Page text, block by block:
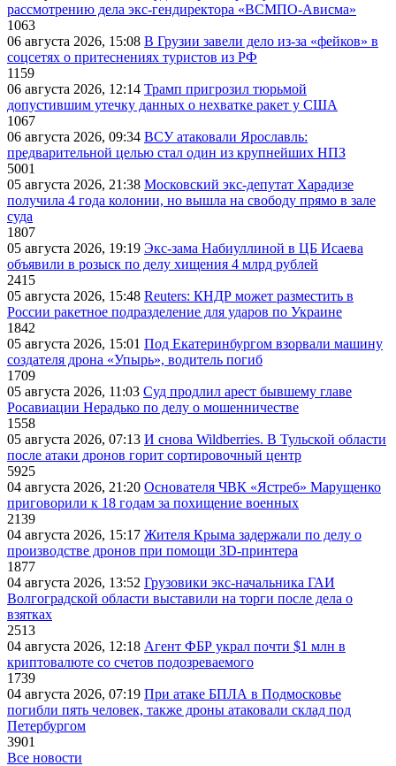
рассмотрению дела экс-гендиректора «ВСМПО-Ависма»
1063
06 августа 2026, 15:08 В Грузии завели дело из-за «фейков» в
соцсетях о притеснениях туристов из РФ
1159
06 августа 2026, 12:14 Трамп пригрозил тюрьмой
допустившим утечку данных о нехватке ракет у США
1067
06 августа 2026, 09:34 ВСУ атаковали Ярославль:
предварительной целью стал один из крупнейших НПЗ
5001
05 августа 2026, 21:38 Московский экс-депутат Харадизе
получила 4 года колонии, но вышла на свободу прямо в зале
суда
1807
05 августа 2026, 19:19 Экс-зама Набиуллиной в ЦБ Исаева
объявили в розыск по делу хищения 4 млрд рублей
2415
05 августа 2026, 15:48 Reuters: КНДР может разместить в
России ракетное подразделение для ударов по Украине
1842
05 августа 2026, 15:01 Под Екатеринбургом взорвали машину
создателя дрона «Упырь», водитель погиб
1709
05 августа 2026, 11:03 Суд продлил арест бывшему главе
Росавиации Нерадько по делу о мошенничестве
1558
05 августа 2026, 07:13 И снова Wildberries. В Тульской области
после атаки дронов горит сортировочный центр
5925
04 августа 2026, 21:20 Основателя ЧВК «Ястреб» Марущенко
приговорили к 18 годам за похищение военных
2139
04 августа 2026, 15:17 Жителя Крыма задержали по делу о
производстве дронов при помощи 3D‑принтера
1877
04 августа 2026, 13:52 Грузовики экс-начальника ГАИ
Волгоградской области выставили на торги после дела о
взятках
2513
04 августа 2026, 12:18 Агент ФБР украл почти $1 млн в
криптовалюте со счетов подозреваемого
1739
04 августа 2026, 07:19 При атаке БПЛА в Подмосковье
погибли пять человек, также дроны атаковали склад под
Петербургом
3901
Все новости